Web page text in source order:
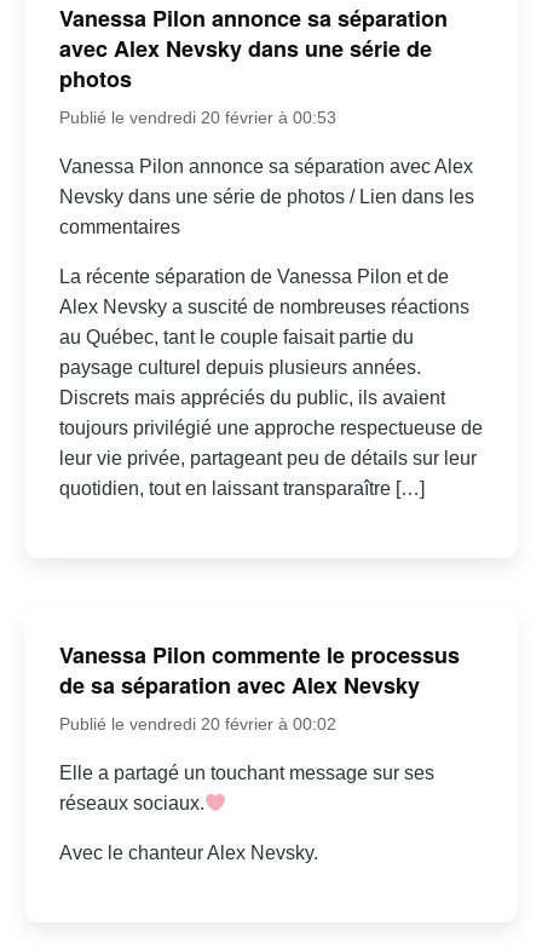
Vanessa Pilon annonce sa séparation
avec Alex Nevsky dans une série de
photos
Publié le vendredi 20 février à 00:53
Vanessa Pilon annonce sa séparation avec Alex
Nevsky dans une série de photos / Lien dans les
commentaires
La récente séparation de Vanessa Pilon et de
Alex Nevsky a suscité de nombreuses réactions
au Québec, tant le couple faisait partie du
paysage culturel depuis plusieurs années.
Discrets mais appréciés du public, ils avaient
toujours privilégié une approche respectueuse de
leur vie privée, partageant peu de détails sur leur
quotidien, tout en laissant transparaître […]
Vanessa Pilon commente le processus
de sa séparation avec Alex Nevsky
Publié le vendredi 20 février à 00:02
Elle a partagé un touchant message sur ses
réseaux sociaux.
Avec le chanteur Alex Nevsky.